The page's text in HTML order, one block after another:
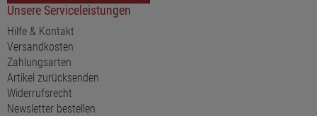
Unsere Serviceleistungen
Hilfe & Kontakt
Versandkosten
Zahlungsarten
Artikel zurücksenden
Widerrufsrecht
Newsletter bestellen